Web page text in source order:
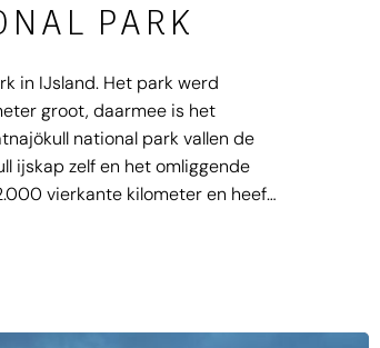
PARK
in IJsland. Het park werd
groot, daarmee is het
national park vallen de
ijskap zelf en het omliggende
vierkante kilometer en heeft